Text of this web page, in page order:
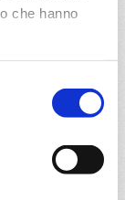
che hanno
MSC Poesia